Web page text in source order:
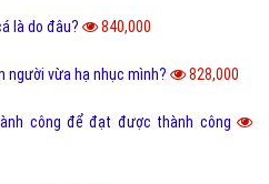
là do đâu? 840,000
người vừa hạ nhục mình? 828,000
công để đạt được thành công